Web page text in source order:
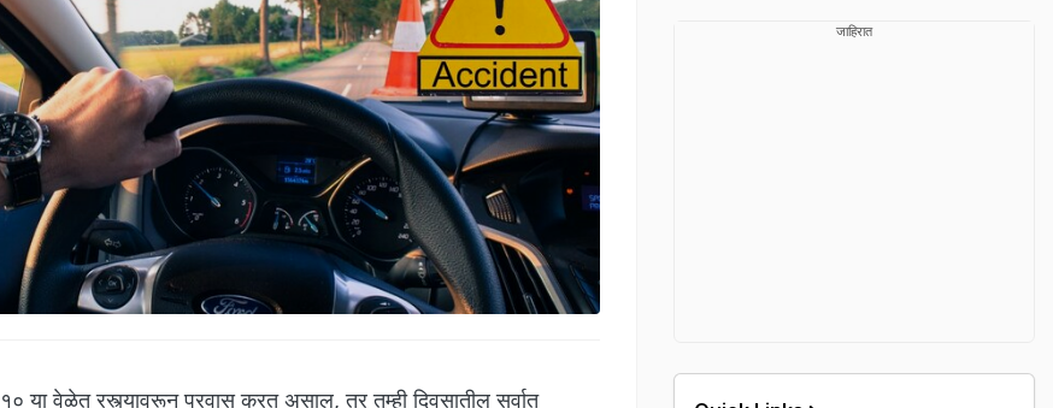
१० या वेळेत रस्त्यावरून प्रवास करत असाल, तर तुम्ही दिवसातील सर्वात
जाहिरात